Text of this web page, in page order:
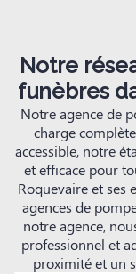
Notre
funèbres
Notre agence de
charge
accessible, notre
et efficace pour
Roquevaire et ses
agences de
notre agence,
professionnel et
proximité et un